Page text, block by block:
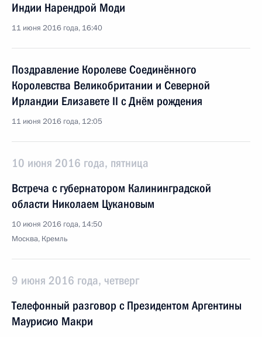
Индии Нарендрой Моди
11 июня 2016 года, 16:40
Поздравление Королеве Соединённого
Королевства Великобритании и Северной
Ирландии Елизавете II с Днём рождения
11 июня 2016 года, 12:05
10 июня 2016 года, пятница
Встреча с губернатором Калининградской
области Николаем Цукановым
10 июня 2016 года, 14:50
Москва, Кремль
9 июня 2016 года, четверг
Телефонный разговор с Президентом Аргентины
Маурисио Макри